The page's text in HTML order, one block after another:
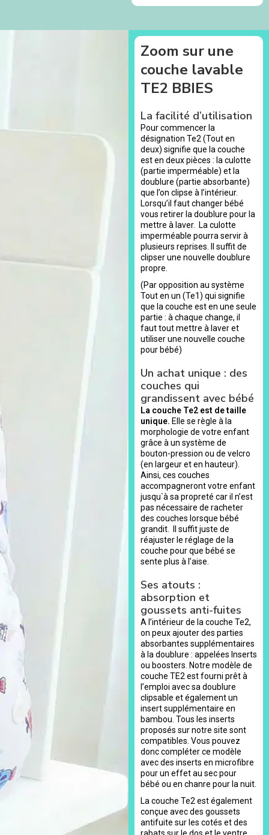
Zoom sur une
couche lavable
TE2 BBIES
La facilité d’utilisation
Pour commencer la
désignation Te2 (Tout en
deux) signifie que la couche
est en deux pièces : la culotte
(partie imperméable) et la
doublure (partie absorbante)
que l’on clipse à l’intérieur.
Lorsqu’il faut changer bébé
vous retirer la doublure pour la
mettre à laver. La culotte
imperméable pourra servir à
plusieurs reprises. Il suffit de
clipser une nouvelle doublure
propre.
(Par opposition au système
Tout en un (Te1) qui signifie
que la couche est en une seule
partie : à chaque change, il
faut tout mettre à laver et
utiliser une nouvelle couche
pour bébé)
Un achat unique : des
couches qui
grandissent avec bébé
La couche Te2 est de taille
unique. Elle se règle à la
morphologie de votre enfant
grâce à un système de
bouton-pression ou de velcro
(en largeur et en hauteur).
Ainsi, ces couches
accompagneront votre enfant
jusqu`à sa propreté car il n’est
pas nécessaire de racheter
des couches lorsque bébé
grandit. Il suffit juste de
réajuster le réglage de la
couche pour que bébé se
sente plus à l’aise.
Ses atouts :
absorption et
goussets anti-fuites
A l’intérieur de la couche Te2,
on peux ajouter des parties
absorbantes supplémentaires
à la doublure : appelées Inserts
ou boosters. Notre modèle de
couche TE2 est fourni prêt à
l’emploi avec sa doublure
clipsable et également un
insert supplémentaire en
bambou. Tous les inserts
proposés sur notre site sont
compatibles. Vous pouvez
donc compléter ce modèle
avec des inserts en microfibre
pour un effet au sec pour
bébé ou en chanre pour la nuit.
La couche Te2 est également
conçue avec des goussets
antifuite sur les cotés et des
rabats sur le dos et le ventre.